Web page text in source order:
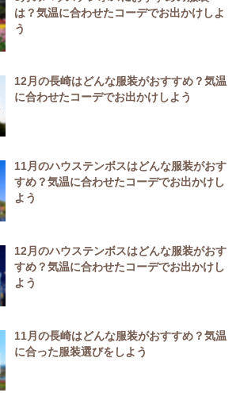
は？気温に合わせたコーデでお出かけしよ
う
12月の長崎はどんな服装がおすすめ？気温
に合わせたコーデでお出かけしよう
11月のハウステンボスはどんな服装がおす
すめ？気温に合わせたコーデでお出かけし
よう
12月のハウステンボスはどんな服装がおす
すめ？気温に合わせたコーデでお出かけし
よう
11月の長崎はどんな服装がおすすめ？気温
に合った服装選びをしよう